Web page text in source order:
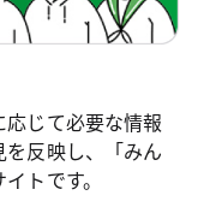
じて必要な情報
反映し、「みん
トです。